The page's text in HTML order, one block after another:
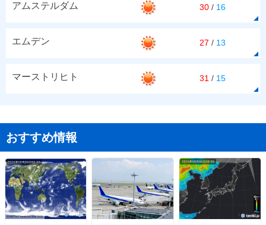
アムステルダム 30 / 16
エムデン 27 / 13
マーストリヒト 31 / 15
おすすめ情報